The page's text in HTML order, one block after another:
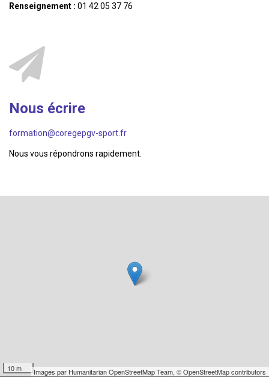
Renseignement : 01 42 05 37 76
Nous écrire
formation@coregepgv-sport.fr
Nous vous répondrons rapidement.
10 m Images par Humanitarian OpenStreetMap Team, © OpenStreetMap contributors